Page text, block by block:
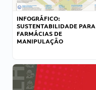
INFOGRÁFICO:
SUSTENTABILIDADE PARA
FARMÁCIAS DE
MANIPULAÇÃO